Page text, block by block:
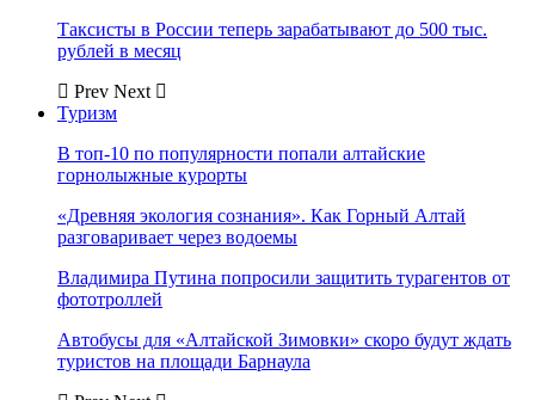
Таксисты в России теперь зарабатывают до 500 тыс.
рублей в месяц
Prev Next
Туризм
В топ-10 по популярности попали алтайские
горнолыжные курорты
«Древняя экология сознания». Как Горный Алтай
разговаривает через водоемы
Владимира Путина попросили защитить турагентов от
фототроллей
Автобусы для «Алтайской Зимовки» скоро будут ждать
туристов на площади Барнаула